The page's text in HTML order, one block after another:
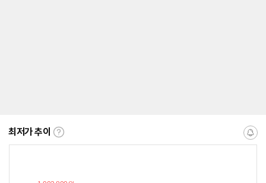
최저가 추이
최
알